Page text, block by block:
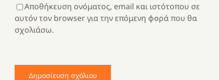
Αποθήκευση ονόματος, email και ιστότοπου σε
αυτόν τον browser για την επόμενη φορά που θα
σχολιάσω.